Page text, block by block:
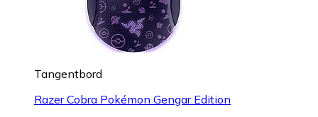
Tangentbord
Razer Cobra Pokémon Gengar Edition